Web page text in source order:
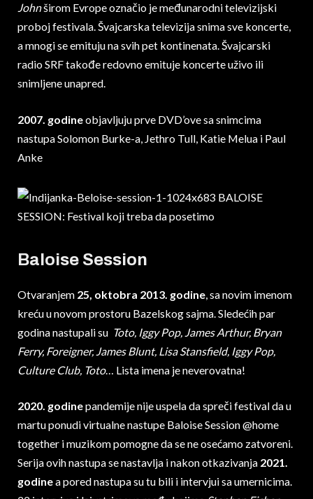
Johnširom Evrope označio je međunarodni televizijski
proboj festivala. Švajcarska televizija snima sve koncerte,
a mnogi se emituju na svih pet kontinenata. Švajcarski
radio SRF takođe redovno emituje koncerte uživo ili
snimljene unapred.
2007. godineobjavljuju prve DVD’ove sa snimcima
nastupa Solomon Burke-a, Jethro Tull, Katie Melua i Paul
Anke
Baloise Session
Otvaranjem 25, oktobra 2013. godine, sa novim imenom
kreću u novom prostoru Bazelskog sajma. Sledećih par
godina nastupali su Toto, Iggy Pop, James Arthur, Bryan
Ferry, Foreigner, James Blunt, Lisa Stansfield, Iggy Pop,
Culture Club, Toto… Lista imena je neverovatna!
2020. godinepandemije nije uspela da spreči festival da u
martu ponudi virtualne nastupe Baloise Session @home
together i muzikom pomogne da se ne osećamo zatvoreni.
Serija ovih nastupa se nastavlja i nakon otkazivanja 2021.
godinea pored nastupa su tu bili i intervjui sa umernicima.